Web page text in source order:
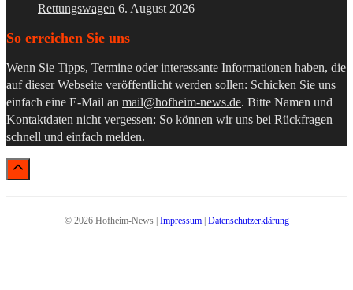
Rettungswagen 6. August 2026
So erreichen Sie uns
Wenn Sie Tipps, Termine oder interessante Informationen haben, die
auf dieser Webseite veröffentlicht werden sollen: Schicken Sie uns
einfach eine E-Mail an mail@hofheim-news.de. Bitte Namen und
Kontaktdaten nicht vergessen: So können wir uns bei Rückfragen
schnell und einfach melden.
© 2026 Hofheim-News | Impressum| Datenschutzerklärung